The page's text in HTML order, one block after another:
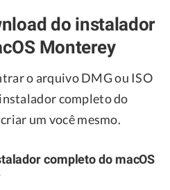
do instalador
Monterey
o arquivo DMG ou ISO
completo do
um você mesmo.
completo do macOS